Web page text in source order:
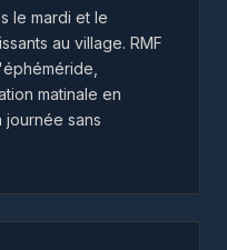
le mardi et le
au village. RMF
matinale en
sans